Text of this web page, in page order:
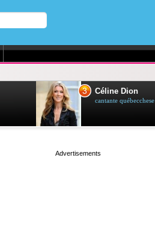
3 Céline Dion
cantante québecchese